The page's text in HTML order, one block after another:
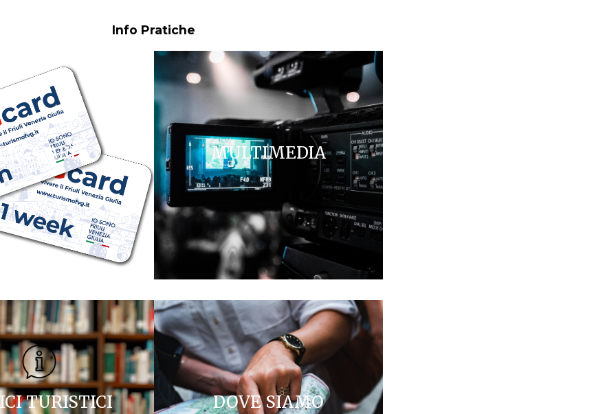
Info Pratiche
CARD MULTIMEDIA
TURISTICI DOVE SIAMO